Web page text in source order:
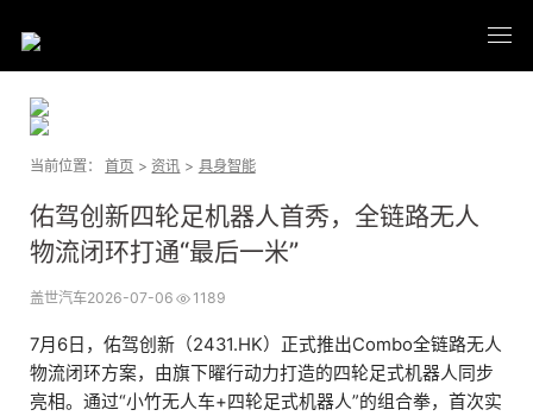
当前位置：首页 > 资讯 > 具身智能
佑驾创新四轮足机器人首秀，全链路无人
物流闭环打通“最后一米”
盖世汽车2026-07-06 1189
7月6日，佑驾创新（2431.HK）正式推出Combo全链路无人
物流闭环方案，由旗下曜行动力打造的四轮足式机器人同步
亮相。通过“小竹无人车+四轮足式机器人”的组合拳，首次实